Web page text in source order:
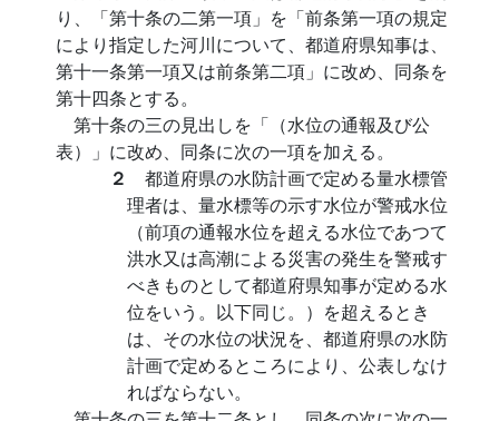
り、「第十条の二第一項」を「前条第一項の規定
により指定した河川について、都道府県知事は、
第十一条第一項又は前条第二項」に改め、同条を
第十四条とする。
第十条の三の見出しを「（水位の通報及び公
表）」に改め、同条に次の一項を加える。
２ 都道府県の水防計画で定める量水標管
理者は、量水標等の示す水位が警戒水位
（前項の通報水位を超える水位であつて
洪水又は高潮による災害の発生を警戒す
べきものとして都道府県知事が定める水
位をいう。以下同じ。）を超えるとき
は、その水位の状況を、都道府県の水防
計画で定めるところにより、公表しなけ
ればならない。